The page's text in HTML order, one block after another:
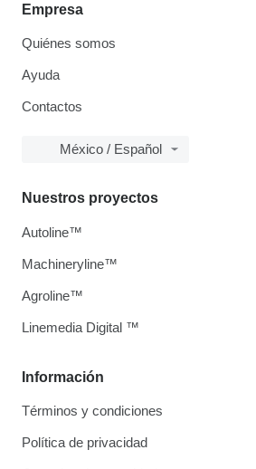
Empresa
Quiénes somos
Ayuda
Contactos
México / Español
Información
Términos y condiciones
Política de privacidad
Nuestros proyectos
Autoline™
Machineryline™
Agroline™
Linemedia Digital ™